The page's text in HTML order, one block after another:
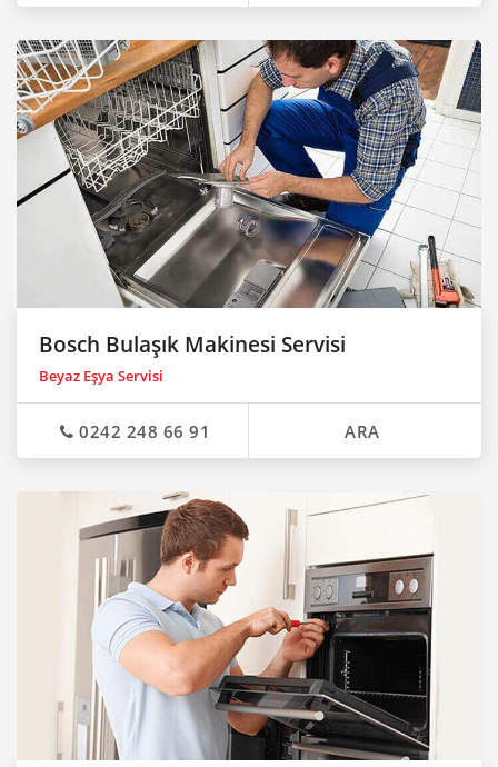
Bosch Bulaşık Makinesi Servisi
Beyaz Eşya Servisi
0242 248 66 91 ARA